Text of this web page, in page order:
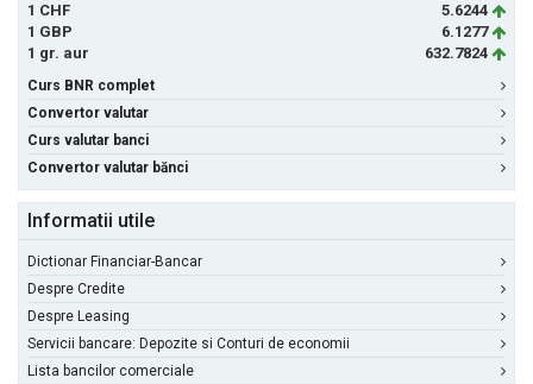
1 CHF
5.6244
1 GBP
6.1277
1 gr. aur
632.7824
Curs BNR complet
Convertor valutar
Curs valutar banci
Convertor valutar bănci
Informatii utile
Dictionar Financiar-Bancar
Despre Credite
Despre Leasing
Servicii bancare: Depozite si Conturi de economii
Lista bancilor comerciale